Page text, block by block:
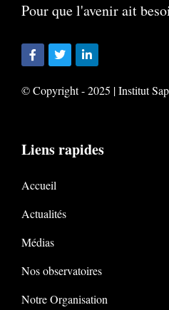
Pour que l'avenir ait
© Copyright - 2025 | Institut
Liens rapides
Accueil
Actualités
Médias
Nos observatoires
Notre Organisation